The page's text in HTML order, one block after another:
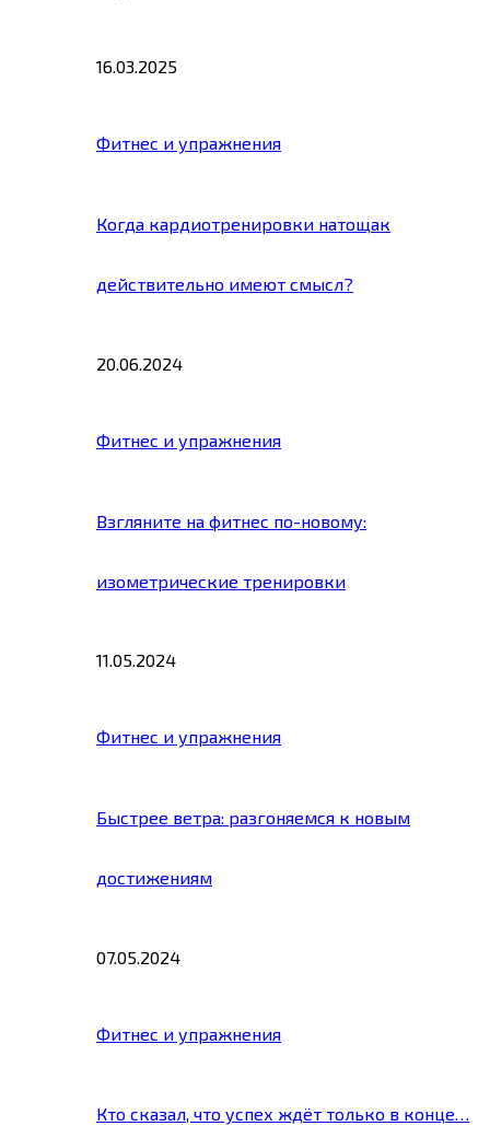
16.03.2025
Фитнес и упражнения
Когда кардиотренировки натощак
действительно имеют смысл?
20.06.2024
Фитнес и упражнения
Взгляните на фитнес по-новому:
изометрические тренировки
11.05.2024
Фитнес и упражнения
Быстрее ветра: разгоняемся к новым
достижениям
07.05.2024
Фитнес и упражнения
Кто сказал, что успех ждёт только в конце…